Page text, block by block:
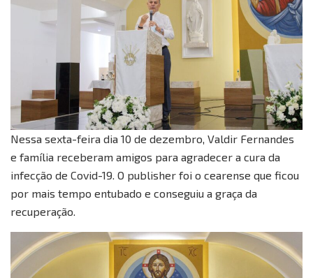
Nessa sexta-feira dia 10 de dezembro, Valdir Fernandes
e família receberam amigos para agradecer a cura da
infecção de Covid-19. O publisher foi o cearense que ficou
por mais tempo entubado e conseguiu a graça da
recuperação.